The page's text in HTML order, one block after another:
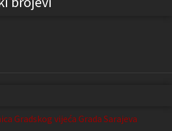
Gradskog vijeća Grada Sarajeva